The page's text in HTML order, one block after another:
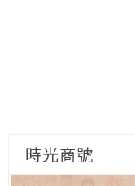
時光商號